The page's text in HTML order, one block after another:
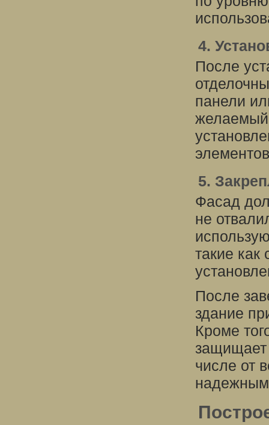
4.
После
панели
желаемый
5.
Фасад
не
такие
После
здание
Кроме
защищает
числе от